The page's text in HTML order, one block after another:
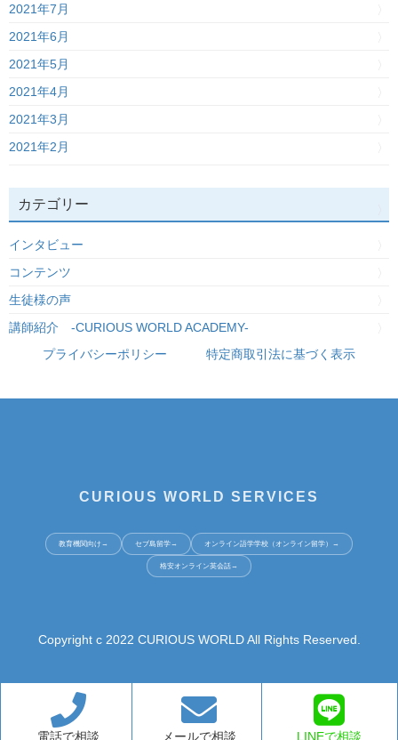
2021年7月
2021年6月
2021年5月
2021年4月
2021年3月
2021年2月
カテゴリー
インタビュー
コンテンツ
生徒様の声
講師紹介 -CURIOUS WORLD ACADEMY-
プライバシーポリシー
特定商取引法に基づく表示
CURIOUS WORLD SERVICES
教育機関向け → セブ島留学→ オンライン語学学校（オンライン留学） →
格安オンライン英会話→
Copyright c 2022 CURIOUS WORLD All Rights Reserved.
電話で相談 メールで相談 LINEで相談